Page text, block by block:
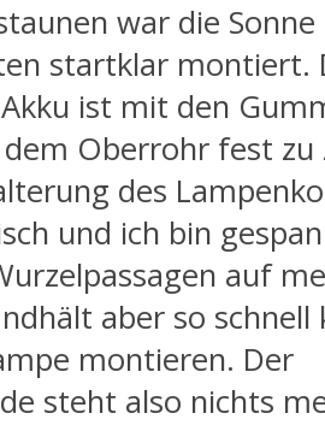
war die
startklar montiert.
ist mit den
Oberrohr fest zu
des
und ich bin
auf
aber so schnell
montieren. Der
steht also nichts